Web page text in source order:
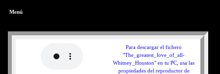
Menú
Para descargar el fichero
"The_greatest_love_of_all-
Whitney_Houston" en tu PC, usa las
propiedades del reproductor de